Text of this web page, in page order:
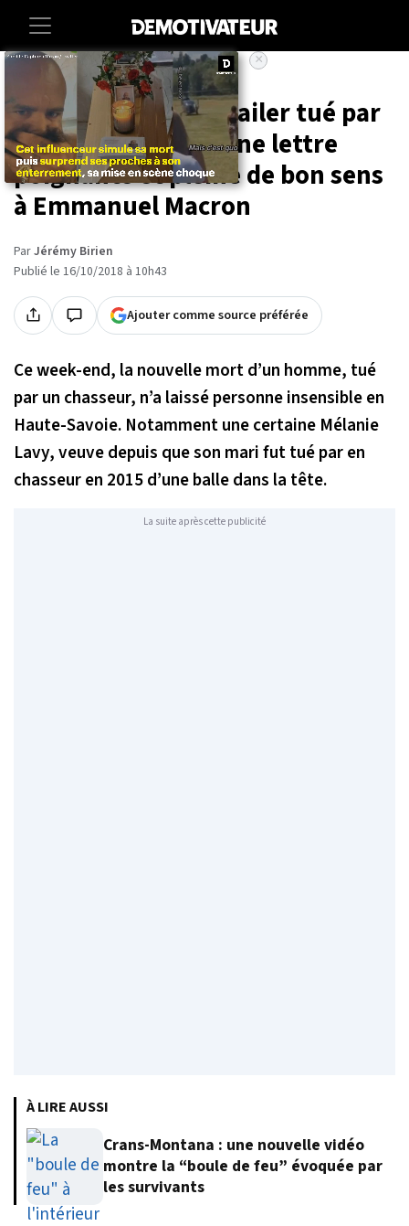
Societe
Cette veuve d'un trailer tué par
un chasseur écrit une lettre
poignante et pleine de bon sens
à Emmanuel Macron
ParJérémy Birien
Publié le 16/10/2018 à 10h43
Ajouter comme source préférée
Ce week-end, la nouvelle mort d’un homme, tué
par un chasseur, n’a laissé personne insensible en
Haute-Savoie. Notamment une certaine Mélanie
Lavy, veuve depuis que son mari fut tué par en
chasseur en 2015 d’une balle dans la tête.
La suite après cette publicité
À LIRE AUSSI
Crans-Montana : une nouvelle vidéo
montre la “boule de feu” évoquée par
les survivants
×